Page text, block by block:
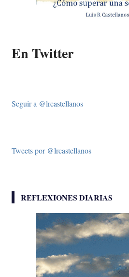
En Twitter
Seguir a @lrcastellanos
Tweets por @lrcastellanos
REFLEXIONES DIARIAS